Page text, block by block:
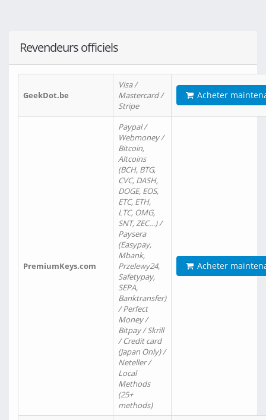
Revendeurs officiels
GeekDot.be
Visa /
Mastercard /
Stripe
Acheter
PremiumKeys.com
Paypal /
Webmoney /
Bitcoin,
Altcoins
(BCH, BTG,
CVC, DASH,
DOGE, EOS,
ETC, ETH,
LTC, OMG,
SNT, ZEC…) /
Paysera
(Easypay,
Mbank,
Przelewy24,
Safetypay,
SEPA,
Banktransfer)
/ Perfect
Money /
Bitpay / Skrill
/ Credit card
(Japan Only) /
Neteller /
Local
Methods
(25+
methods)
Acheter